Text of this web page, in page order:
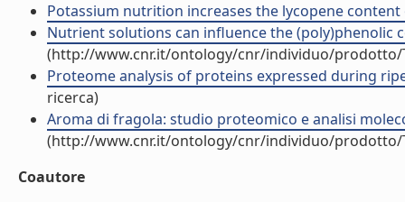
Potassium nutrition increases the lycopene
Nutrient solutions can influence the
(http://www.cnr.it/ontology/cnr/individuo/prodotto/
Proteome analysis of proteins expressed during
ricerca)
Aroma di fragola: studio proteomico e analisi
(http://www.cnr.it/ontology/cnr/individuo/prodotto/
Coautore